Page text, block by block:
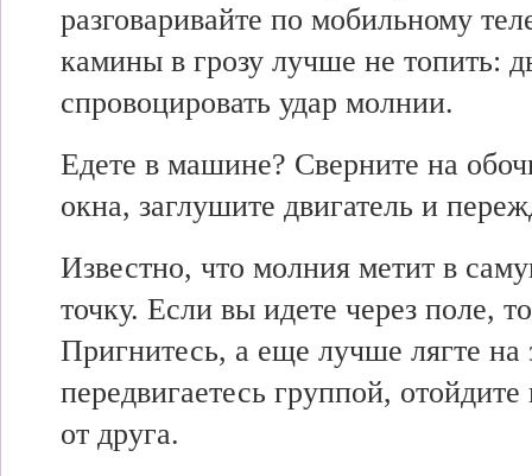
разговаривайте по мобильному
камины в грозу лучше не топить:
спровоцировать удар молнии.
Едете в машине? Сверните на
окна, заглушите двигатель и
Известно, что молния метит в
точку. Если вы идете через поле,
Пригнитесь, а еще лучше лягте
передвигаетесь группой,
от друга.